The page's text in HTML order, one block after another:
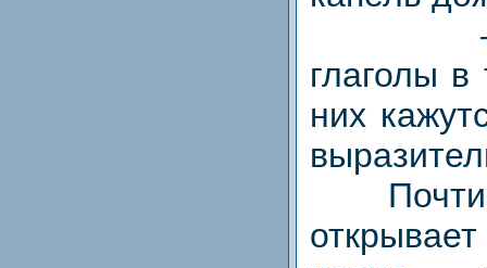
—
глаголы в
них
Почти